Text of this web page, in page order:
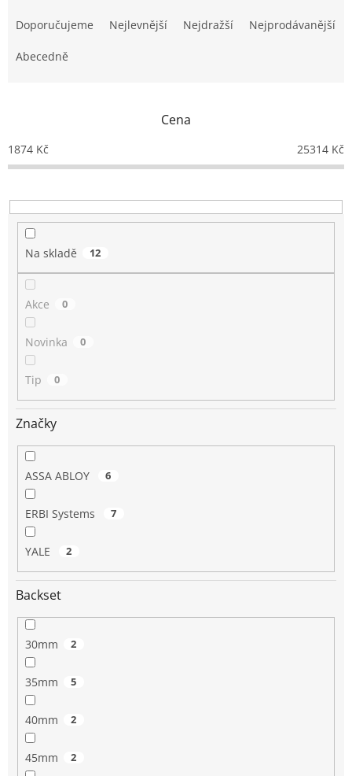
o
d
k
t
Doporučujeme Nejlevnější Nejdražší Nejprodávanější
Abecedně
Cena
1874 Kč 25314 Kč
Na skladě 12
Akce 0
Novinka 0
Tip 0
Značky
ASSA ABLOY 6
ERBI Systems 7
YALE 2
Backset
30mm 2
35mm 5
40mm 2
45mm 2